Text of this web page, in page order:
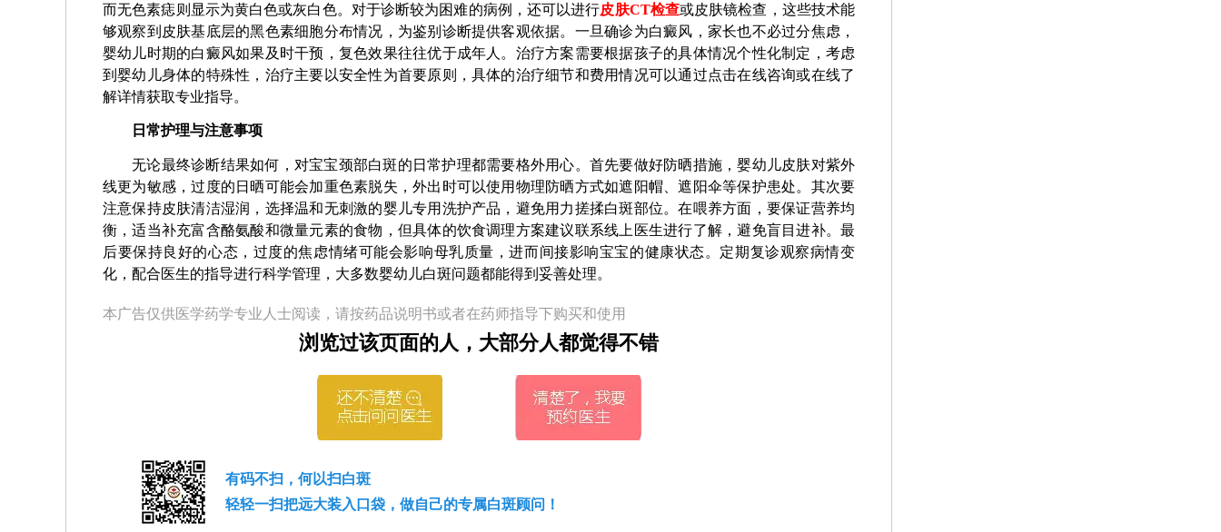
而无色素痣则显示为黄白色或灰白色。对于诊断较为困难的病例，还可以进行皮肤CT检查或皮肤镜检查，这些技术能
够观察到皮肤基底层的黑色素细胞分布情况，为鉴别诊断提供客观依据。一旦确诊为白癜风，家长也不必过分焦虑，
婴幼儿时期的白癜风如果及时干预，复色效果往往优于成年人。治疗方案需要根据孩子的具体情况个性化制定，考虑
到婴幼儿身体的特殊性，治疗主要以安全性为首要原则，具体的治疗细节和费用情况可以通过点击在线咨询或在线了
解详情获取专业指导。
日常护理与注意事项
无论最终诊断结果如何，对宝宝颈部白斑的日常护理都需要格外用心。首先要做好防晒措施，婴幼儿皮肤对紫外
线更为敏感，过度的日晒可能会加重色素脱失，外出时可以使用物理防晒方式如遮阳帽、遮阳伞等保护患处。其次要
注意保持皮肤清洁湿润，选择温和无刺激的婴儿专用洗护产品，避免用力搓揉白斑部位。在喂养方面，要保证营养均
衡，适当补充富含酪氨酸和微量元素的食物，但具体的饮食调理方案建议联系线上医生进行了解，避免盲目进补。最
后要保持良好的心态，过度的焦虑情绪可能会影响母乳质量，进而间接影响宝宝的健康状态。定期复诊观察病情变
化，配合医生的指导进行科学管理，大多数婴幼儿白斑问题都能得到妥善处理。
本广告仅供医学药学专业人士阅读，请按药品说明书或者在药师指导下购买和使用
浏览过该页面的人，大部分人都觉得不错
有码不扫，何以扫白斑
轻轻一扫把远大装入口袋，做自己的专属白斑顾问！